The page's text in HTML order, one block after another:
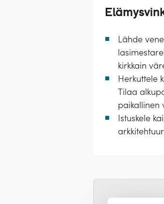
Lähde
kirkkain
Herkuttele
Tilaa
paikallinen
Istuskele
Risteily m/